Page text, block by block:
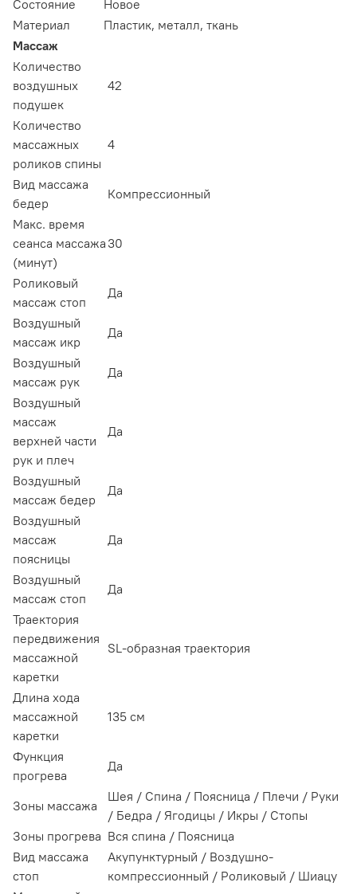
Состояние
Новое
Материал
Пластик, металл, ткань
Массаж
Количество
воздушных
подушек
42
Количество
массажных
роликов спины
4
Вид массажа
бедер
Компрессионный
Макс. время
сеанса массажа
(минут)
30
Роликовый
массаж стоп
Да
Воздушный
массаж икр
Да
Воздушный
массаж рук
Да
Воздушный
массаж
верхней части
рук и плеч
Да
Воздушный
массаж бедер
Да
Воздушный
массаж
поясницы
Да
Воздушный
массаж стоп
Да
Траектория
передвижения
массажной
каретки
SL-образная траектория
Длина хода
массажной
каретки
135 см
Функция
прогрева
Да
Зоны массажа
Шея / Спина / Поясница / Плечи / Руки
/ Бедра / Ягодицы / Икры / Стопы
Зоны прогрева Вся спина / Поясница
Вид массажа
стоп
Акупунктурный / Воздушно-
компрессионный / Роликовый / Шиацу